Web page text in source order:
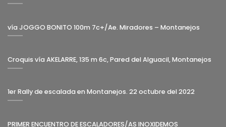
vía JOGGO BONITO 100m 7c+/Ae. Miradores – Montanejos
Croquis vía AKELARRE, 135 m 6c, Pared del Alguacil, Montanejos
1er Rally de escalada en Montanejos. 22 octubre del 2022
PRIMER ENCUENTRO DE ESCALADORES/AS INOXIDEMOS